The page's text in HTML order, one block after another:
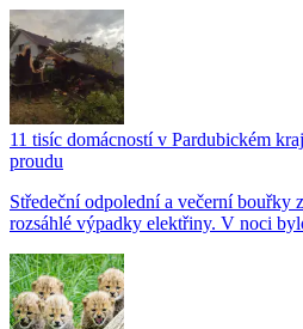
11 tisíc domácností v Pardubickém
proudu
Středeční odpolední a večerní bouřky
rozsáhlé výpadky elektřiny. V noci